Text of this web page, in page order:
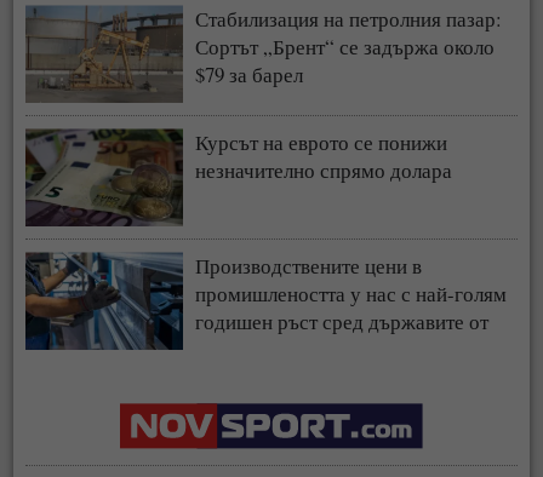
Стабилизация на петролния пазар:
Сортът „Брент“ се задържа около
$79 за барел
Курсът на еврото се понижи
незначително спрямо долара
Производствените цени в
промишлеността у нас с най-голям
годишен ръст сред държавите от